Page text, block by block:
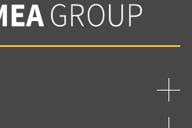
политикой